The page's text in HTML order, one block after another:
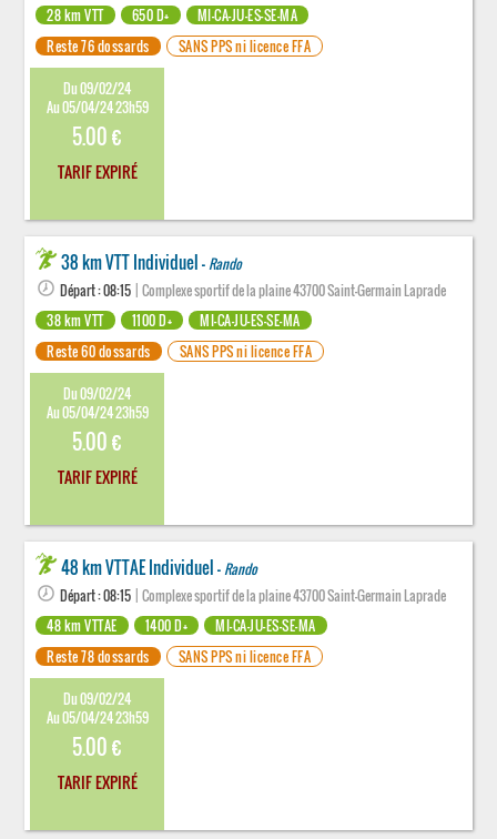
28 km VTT
650 D+
MI-CA-JU-ES-SE-MA
Reste 76 dossards
SANS PPS ni licence FFA
Du 09/02/24
Au 05/04/24 23h59
5.00 €
TARIF EXPIRÉ
38 km VTT Individuel - Rando
Départ : 08:15 | Complexe sportif de la plaine 43700 Saint-Germain Laprade
38 km VTT
1100 D+
MI-CA-JU-ES-SE-MA
Reste 60 dossards
SANS PPS ni licence FFA
Du 09/02/24
Au 05/04/24 23h59
5.00 €
TARIF EXPIRÉ
48 km VTTAE Individuel - Rando
Départ : 08:15 | Complexe sportif de la plaine 43700 Saint-Germain Laprade
48 km VTTAE
1400 D+
MI-CA-JU-ES-SE-MA
Reste 78 dossards
SANS PPS ni licence FFA
Du 09/02/24
Au 05/04/24 23h59
5.00 €
TARIF EXPIRÉ